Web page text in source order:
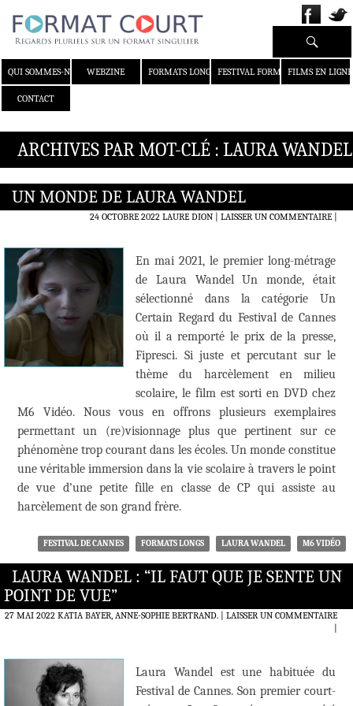
QUI SOMMES-NOUS ?WEBZINE FORMATS LONGS FESTIVAL FORMAT COURT
FILMS EN LIGNE
CONTACT
Recherche
ARCHIVES PAR MOT-CLÉ : LAURA WANDEL
UN MONDE DE LAURA WANDEL
24 OCTOBRE 2022 LAURE DION LAISSER UN COMMENTAIRE|
En mai 2021, le premier long-métrage
de Laura Wandel Un monde, était
sélectionné dans la catégorie Un
Certain Regard du Festival de Cannes
où il a remporté le prix de la presse,
Fipresci. Si juste et percutant sur le
thème du harcèlement en milieu
scolaire, le film est sorti en DVD chez
M6 Vidéo. Nous vous en offrons plusieurs exemplaires
permettant un (re)visionnage plus que pertinent sur ce
phénomène trop courant dans les écoles. Un monde constitue
une véritable immersion dans la vie scolaire à travers le point
de vue d’une petite fille en classe de CP qui assiste au
harcèlement de son grand frère.
FESTIVAL DE CANNES FORMATS LONGS LAURA WANDEL M6 VIDÉO
LAURA WANDEL : “IL FAUT QUE JE SENTE UN
POINT DE VUE”
27 MAI 2022 KATIA BAYER, ANNE-SOPHIE BERTRAND.
LAISSER UN COMMENTAIRE
Laura Wandel est une habituée du
Festival de Cannes. Son premier court-